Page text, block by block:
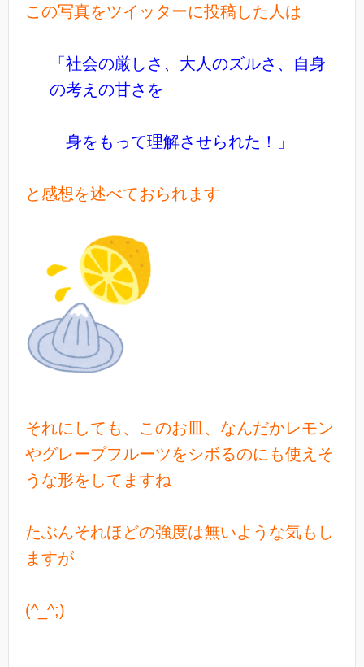
この写真をツイッターに投稿した人は
「社会の厳しさ、大人のズルさ、自身
の考えの甘さを
身をもって理解させられた！」
と感想を述べておられます
それにしても、このお皿、なんだかレモン
やグレープフルーツをシボるのにも使えそ
うな形をしてますね
たぶんそれほどの強度は無いような気もし
ますが
(^_^;)